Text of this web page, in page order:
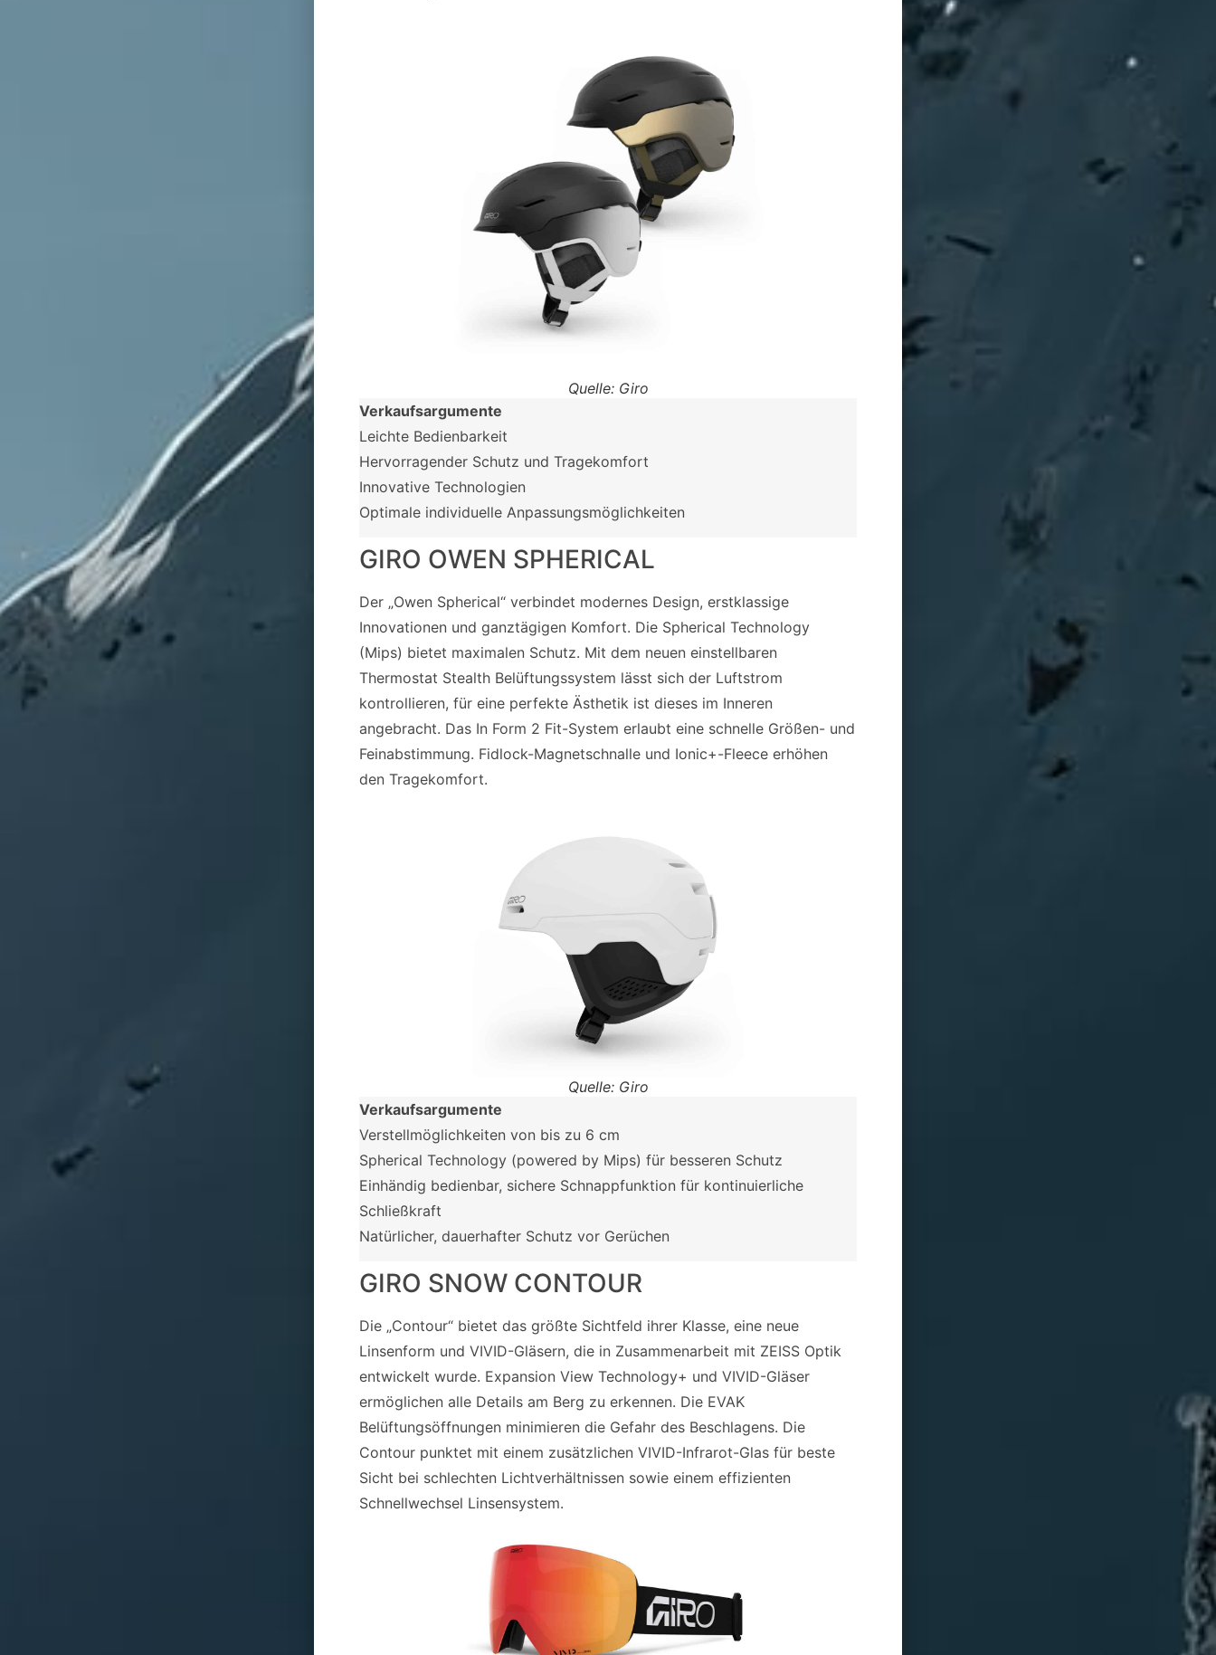
Quelle: Giro
Verkaufsargumente
Leichte Bedienbarkeit
Hervorragender Schutz und Tragekomfort
Innovative Technologien
Optimale individuelle Anpassungsmöglichkeiten
GIRO OWEN SPHERICAL
Der „Owen Spherical“ verbindet modernes Design, erstklassige
Innovationen und ganztägigen Komfort. Die Spherical Technology
(Mips) bietet maximalen Schutz. Mit dem neuen einstellbaren
Thermostat Stealth Belüftungssystem lässt sich der Luftstrom
kontrollieren, für eine perfekte Ästhetik ist dieses im Inneren
angebracht. Das In Form 2 Fit-System erlaubt eine schnelle Größen- und
Feinabstimmung. Fidlock-Magnetschnalle und Ionic+-Fleece erhöhen
den Tragekomfort.
Quelle: Giro
Verkaufsargumente
Verstellmöglichkeiten von bis zu 6 cm
Spherical Technology (powered by Mips) für besseren Schutz
Einhändig bedienbar, sichere Schnappfunktion für kontinuierliche
Schließkraft
Natürlicher, dauerhafter Schutz vor Gerüchen
GIRO SNOW CONTOUR
Die „Contour“ bietet das größte Sichtfeld ihrer Klasse, eine neue
Linsenform und VIVID-Gläsern, die in Zusammenarbeit mit ZEISS Optik
entwickelt wurde. Expansion View Technology+ und VIVID-Gläser
ermöglichen alle Details am Berg zu erkennen. Die EVAK
Belüftungsöffnungen minimieren die Gefahr des Beschlagens. Die
Contour punktet mit einem zusätzlichen VIVID-Infrarot-Glas für beste
Sicht bei schlechten Lichtverhältnissen sowie einem effizienten
Schnellwechsel Linsensystem.